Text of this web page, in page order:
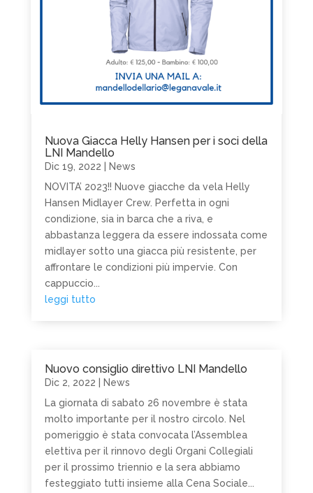
Nuova Giacca Helly Hansen per i soci della
LNI Mandello
Dic 19, 2022
News
NOVITA’ 2023!! Nuove giacche da vela Helly
Hansen Midlayer Crew. Perfetta in ogni
condizione, sia in barca che a riva, e
abbastanza leggera da essere indossata come
midlayer sotto una giacca più resistente, per
affrontare le condizioni più impervie. Con
cappuccio...
leggi tutto
Nuovo consiglio direttivo LNI Mandello
Dic 2, 2022
News
La giornata di sabato 26 novembre è stata
molto importante per il nostro circolo. Nel
pomeriggio è stata convocata l’Assemblea
elettiva per il rinnovo degli Organi Collegiali
per il prossimo triennio e la sera abbiamo
festeggiato tutti insieme alla Cena Sociale...